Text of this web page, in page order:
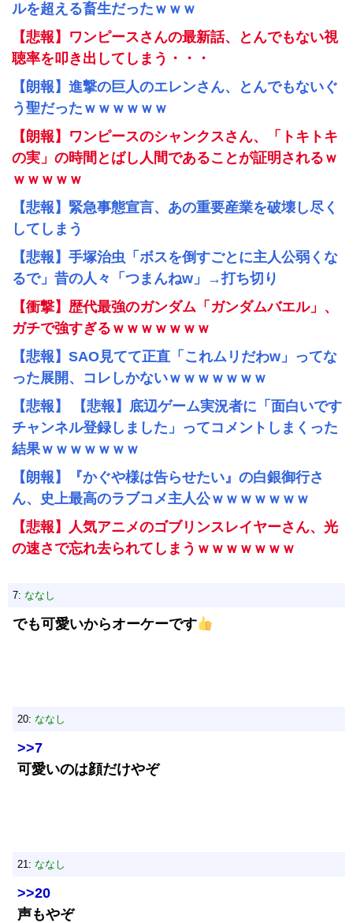
ルを超える畜生だったｗｗｗ
【悲報】ワンピースさんの最新話、とんでもない視
聴率を叩き出してしまう・・・
【朗報】進撃の巨人のエレンさん、とんでもないぐ
う聖だったｗｗｗｗｗｗ
【朗報】ワンピースのシャンクスさん、「トキトキ
の実」の時間とばし人間であることが証明されるｗ
ｗｗｗｗｗ
【悲報】緊急事態宣言、あの重要産業を破壊し尽く
してしまう
【悲報】手塚治虫「ボスを倒すごとに主人公弱くな
るで」昔の人々「つまんねw」→打ち切り
【衝撃】歴代最強のガンダム「ガンダムバエル」、
ガチで強すぎるｗｗｗｗｗｗｗ
【悲報】SAO見てて正直「これムリだわw」ってな
った展開、コレしかないｗｗｗｗｗｗｗ
【悲報】 【悲報】底辺ゲーム実況者に「面白いです
チャンネル登録しました」ってコメントしまくった
結果ｗｗｗｗｗｗｗ
【朗報】『かぐや様は告らせたい』の白銀御行さ
ん、史上最高のラブコメ主人公ｗｗｗｗｗｗｗ
【悲報】人気アニメのゴブリンスレイヤーさん、光
の速さで忘れ去られてしまうｗｗｗｗｗｗｗ
7: ななし
でも可愛いからオーケーです
20: ななし
>>7
可愛いのは顔だけやぞ
21: ななし
>>20
声もやぞ